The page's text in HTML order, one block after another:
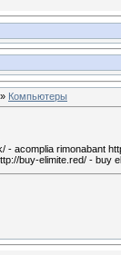
» Компьютеры
- acomplia rimonabant
buy-elimite.red/ - buy